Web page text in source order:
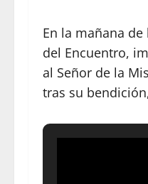
En la mañana
del Encuentro,
al Señor de la
tras su